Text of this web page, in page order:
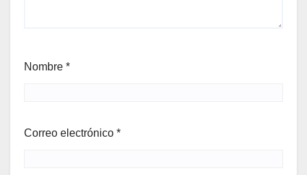
Nombre *
Correo electrónico *